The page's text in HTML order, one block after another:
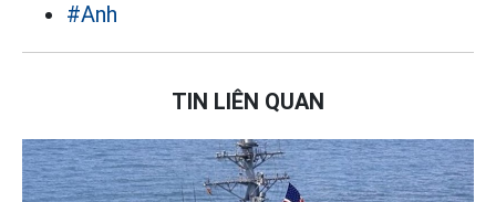
#Anh
TIN LIÊN QUAN